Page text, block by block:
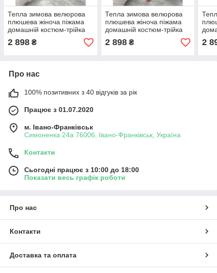
Тепла зимова велюрова
плюшева жіноча піжама
домашній костюм-трійка
2 898 ₴
Тепла зимова велюрова
плюшева жіноча піжама
домашній костюм-трійка
2 898₴ 2
Про нас
100% позитивних з 40 відгуків за рік
Працює з 01.07.2020
м. Івано-Франківськ
Симоненка 24а 76006, Івано-Франківськ, Україна
Контакти
Сьогодні працює з 10:00 до 18:00
Показати весь графік роботи
Про нас
Контакти
Доставка та оплата